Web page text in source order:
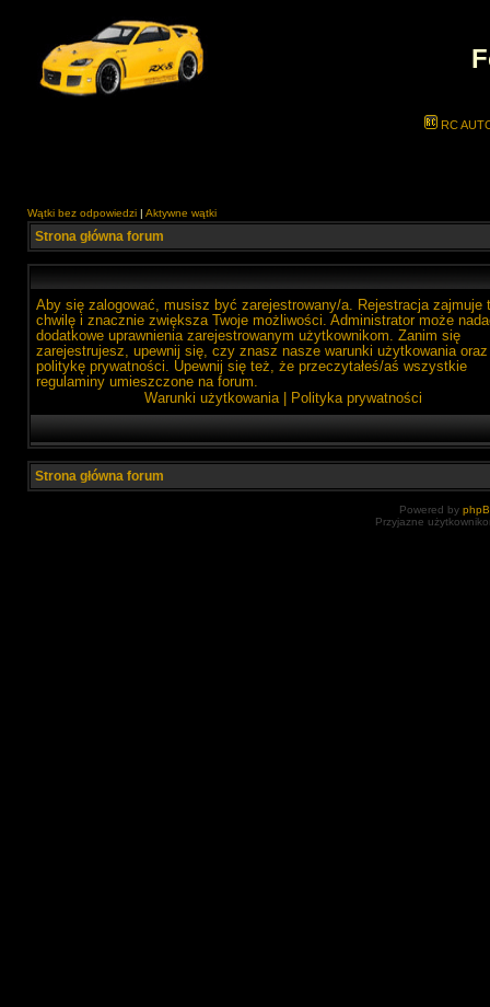
RC
Wątki bez odpowiedzi | Aktywne wątki
Strona główna forum
Aby się zalogować, musisz być zarejestrowany/a. Rejestracja zajmuje
chwilę i znacznie zwiększa Twoje możliwości. Administrator może
dodatkowe uprawnienia zarejestrowanym użytkownikom. Zanim się
zarejestrujesz, upewnij się, czy znasz nasze warunki użytkowania oraz
politykę prywatności. Upewnij się też, że przeczytałeś/aś wszystkie
regulaminy umieszczone na forum.
Warunki użytkowania| Polityka prywatności
Strona główna forum
Powered by
Przyjazne